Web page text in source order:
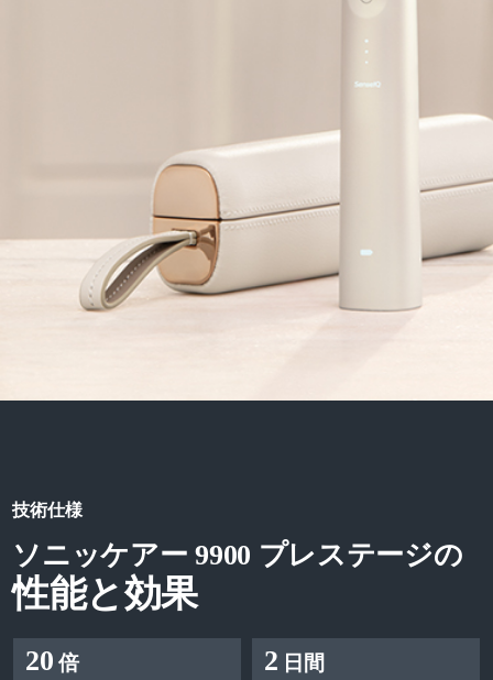
技術仕様
ソニッケアー 9900 プレステージの
性能と効果
20 倍 2 日間